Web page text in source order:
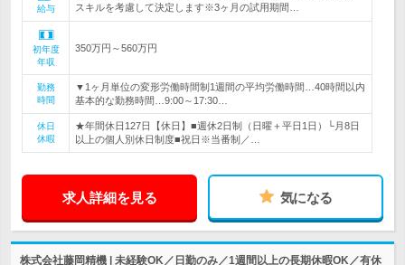
給与
スキルを考慮して決定します※3ヶ月の試用期間…
初年度
年収
350万円～560万円
勤務
時間
▼1ヶ月単位の変形労働時間制1週間の平均労働時間…40時間以内
基本的な勤務時間…9:00～17:30…
休日
休暇
★年間休日127日【休日】■週休2日制（日曜＋平日1日）└月8日
以上の個人別休日制度■祝日※当番制／…
求人詳細を見る 気になる
株式会社藤岡精機 | 未経験OK／日勤のみ／1週間以上の長期休暇OK／有休